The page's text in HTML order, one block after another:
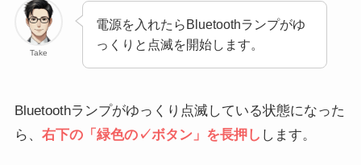
Take
電源を入れたらBluetoothランプがゆ
っくりと点滅を開始します。
Bluetoothランプがゆっくり点滅している状態になった
ら、 右下の「緑色の✓ボタン」を長押し します。